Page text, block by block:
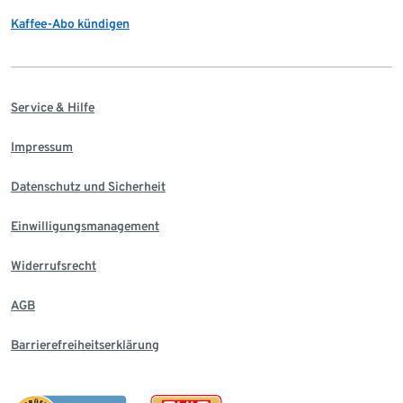
Kaffee-Abo kündigen
Service & Hilfe
Impressum
Datenschutz und Sicherheit
Einwilligungsmanagement
Widerrufsrecht
AGB
Barrierefreiheitserklärung